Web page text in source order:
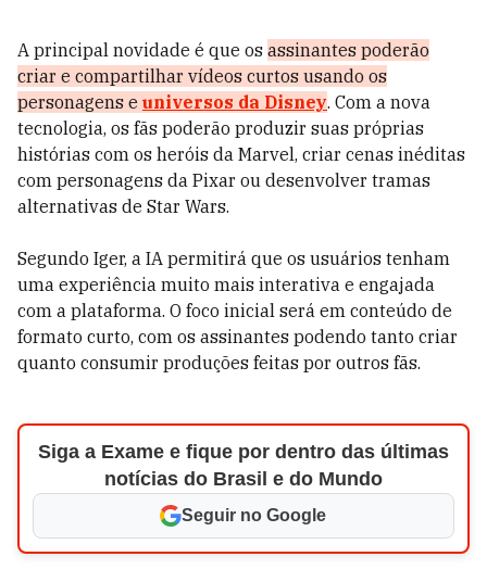
A principal novidade é que os assinantes poderão
criar e compartilhar vídeos curtos usando os
personagens e universos da Disney. Com a nova
tecnologia, os fãs poderão produzir suas próprias
histórias com os heróis da Marvel, criar cenas inéditas
com personagens da Pixar ou desenvolver tramas
alternativas de Star Wars.
Segundo Iger, a IA permitirá que os usuários tenham
uma experiência muito mais interativa e engajada
com a plataforma. O foco inicial será em conteúdo de
formato curto, com os assinantes podendo tanto criar
quanto consumir produções feitas por outros fãs.
Siga a Exame e fique por dentro das últimas
notícias do Brasil e do Mundo
Seguir no Google